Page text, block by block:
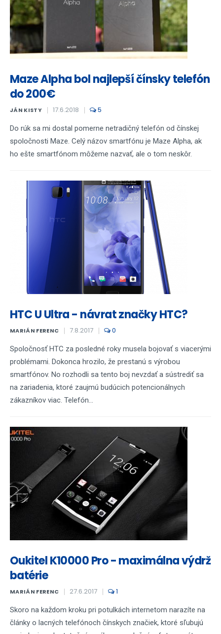
Maze Alpha bol najlepší čínsky telefón
do 200€
JÁN KISTY 17.6.2018 5
Do rúk sa mi dostal pomerne netradičný telefón od čínskej
spoločnosti Maze. Celý názov smartfónu je Maze Alpha, ak
ho ešte smartfónom môžeme nazvať, ale o tom neskôr.
HTC U Ultra - návrat značky HTC?
MARIÁN FERENC 7.8.2017 0
Spoločnosť HTC za posledné roky musela bojovať s viacerými
problémami. Dokonca hrozilo, že prestanú s výrobou
smartfónov. No rozhodli sa tento boj nevzdať a sústrediť sa
na zariadenia, ktoré zaujmú budúcich potencionálnych
zákazníkov viac. Telefón...
Oukitel K10000 Pro - maximálna výdrž
batérie
MARIÁN FERENC 27.6.2017 1
Skoro na každom kroku pri potulkách internetom narazíte na
články o lacných telefónoch čínskych značiek, ktoré sľubujú